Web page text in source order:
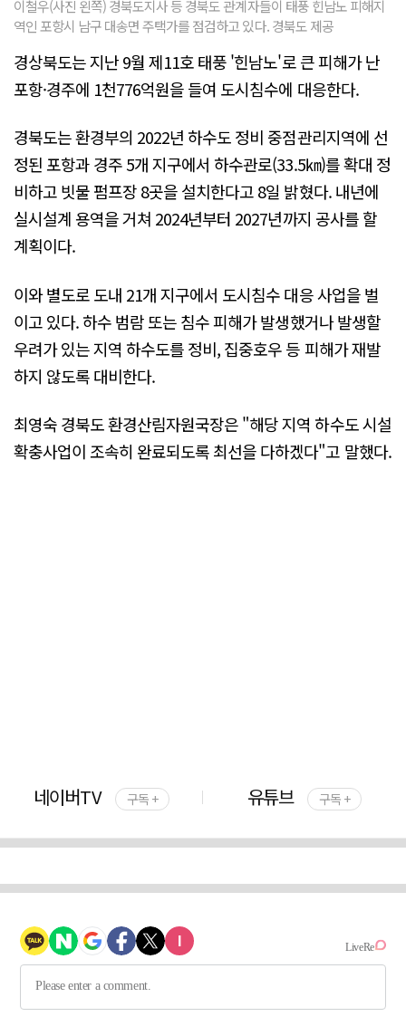
이철우(사진 왼쪽) 경북도지사 등 경북도 관계자들이 태풍 힌남노 피해지
역인 포항시 남구 대송면 주택가를 점검하고 있다. 경북도 제공
경상북도는 지난 9월 제11호 태풍 '힌남노'로 큰 피해가 난
포항·경주에 1천776억원을 들여 도시침수에 대응한다.
경북도는 환경부의 2022년 하수도 정비 중점관리지역에 선
정된 포항과 경주 5개 지구에서 하수관로(33.5㎞)를 확대 정
비하고 빗물 펌프장 8곳을 설치한다고 8일 밝혔다. 내년에
실시설계 용역을 거쳐 2024년부터 2027년까지 공사를 할
계획이다.
이와 별도로 도내 21개 지구에서 도시침수 대응 사업을 벌
이고 있다. 하수 범람 또는 침수 피해가 발생했거나 발생할
우려가 있는 지역 하수도를 정비, 집중호우 등 피해가 재발
하지 않도록 대비한다.
최영숙 경북도 환경산림자원국장은 "해당 지역 하수도 시설
확충사업이 조속히 완료되도록 최선을 다하겠다"고 말했다.
네이버TV 구독 + 유튜브 구독 +